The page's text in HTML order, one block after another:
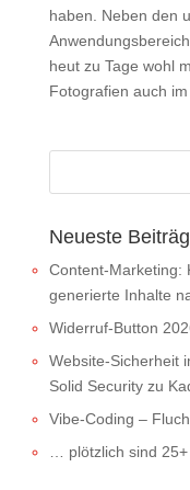
haben. Neben den
heut zu Tage wohl
Fotografien auch im
Neueste
Content-Marketing:
generierte Inhalte
Widerruf-Button
Website-Sicherheit
Solid Security zu
Vibe-Coding –
… plötzlich sind